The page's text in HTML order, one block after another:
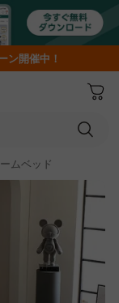
ン開催中！
ムベッド